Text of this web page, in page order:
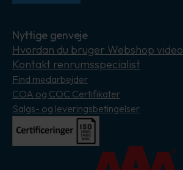
Nyttige genveje
Hvordan du bruger Webshop video
Kontakt renrumsspecialist
Find medarbejder
COA og COC Certifikater
Salgs- og leveringsbetingelser